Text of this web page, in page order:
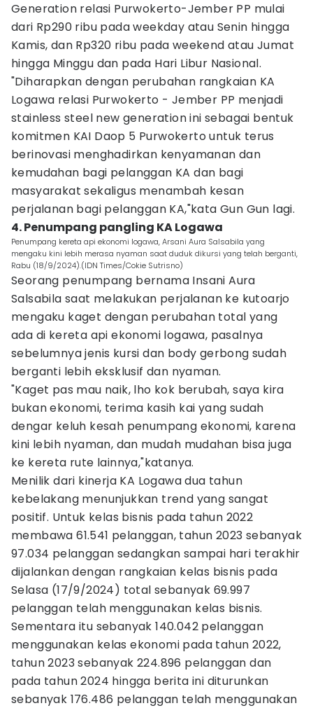
Generation relasi Purwokerto-Jember PP mulai
dari Rp290 ribu pada weekday atau Senin hingga
Kamis, dan Rp320 ribu pada weekend atau Jumat
hingga Minggu dan pada Hari Libur Nasional.
"Diharapkan dengan perubahan rangkaian KA
Logawa relasi Purwokerto - Jember PP menjadi
stainless steel new generation ini sebagai bentuk
komitmen KAI Daop 5 Purwokerto untuk terus
berinovasi menghadirkan kenyamanan dan
kemudahan bagi pelanggan KA dan bagi
masyarakat sekaligus menambah kesan
perjalanan bagi pelanggan KA,"kata Gun Gun lagi.
4. Penumpang pangling KA Logawa
Penumpang kereta api ekonomi logawa, Arsani Aura Salsabila yang
mengaku kini lebih merasa nyaman saat duduk dikursi yang telah berganti,
Rabu (18/9/2024).(IDN Times/Cokie Sutrisno)
Seorang penumpang bernama Insani Aura
Salsabila saat melakukan perjalanan ke kutoarjo
mengaku kaget dengan perubahan total yang
ada di kereta api ekonomi logawa, pasalnya
sebelumnya jenis kursi dan body gerbong sudah
berganti lebih eksklusif dan nyaman.
"Kaget pas mau naik, lho kok berubah, saya kira
bukan ekonomi, terima kasih kai yang sudah
dengar keluh kesah penumpang ekonomi, karena
kini lebih nyaman, dan mudah mudahan bisa juga
ke kereta rute lainnya,"katanya.
Menilik dari kinerja KA Logawa dua tahun
kebelakang menunjukkan trend yang sangat
positif. Untuk kelas bisnis pada tahun 2022
membawa 61.541 pelanggan, tahun 2023 sebanyak
97.034 pelanggan sedangkan sampai hari terakhir
dijalankan dengan rangkaian kelas bisnis pada
Selasa (17/9/2024) total sebanyak 69.997
pelanggan telah menggunakan kelas bisnis.
Sementara itu sebanyak 140.042 pelanggan
menggunakan kelas ekonomi pada tahun 2022,
tahun 2023 sebanyak 224.896 pelanggan dan
pada tahun 2024 hingga berita ini diturunkan
sebanyak 176.486 pelanggan telah menggunakan